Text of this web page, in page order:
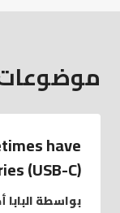
have
(USB-C)
بواسطة